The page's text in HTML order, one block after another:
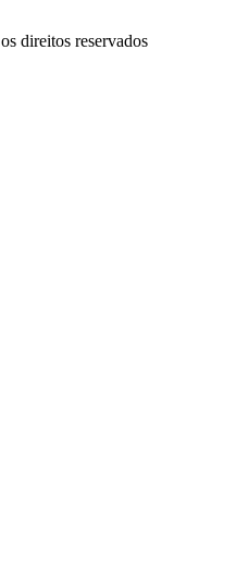
direitos reservados